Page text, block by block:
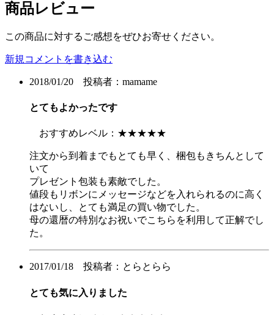
商品レビュー
この商品に対するご感想をぜひお寄せください。
新規コメントを書き込む
2018/01/20 投稿者： mamame
とてもよかったです
おすすめレベル： ★★★★★
注文から到着までもとても早く、梱包もきちんとして
いて
プレゼント包装も素敵でした。
値段もリボンにメッセージなどを入れられるのに高く
はないし、とても満足の買い物でした。
母の還暦の特別なお祝いでこちらを利用して正解でし
た。
2017/01/18 投稿者： とらとらら
とても気に入りました